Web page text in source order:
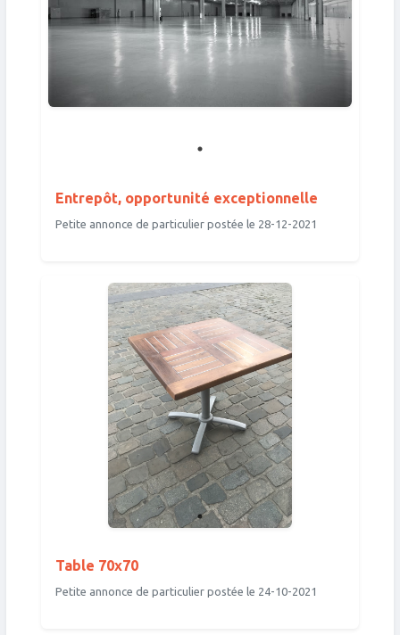
Entrepôt, opportunité exceptionnelle
Petite annonce de particulier postée le 28-12-2021
Table 70x70
Petite annonce de particulier postée le 24-10-2021